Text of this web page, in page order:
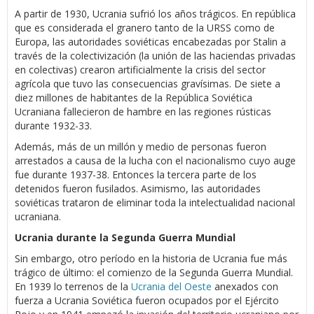
A partir de 1930, Ucrania sufrió los años trágicos. En república
que es considerada el granero tanto de la URSS como de
Europa, las autoridades soviéticas encabezadas por Stalin a
través de la colectivización (la unión de las haciendas privadas
en colectivas) crearon artificialmente la crisis del sector
agrícola que tuvo las consecuencias gravísimas. De siete a
diez millones de habitantes de la República Soviética
Ucraniana fallecieron de hambre en las regiones rústicas
durante 1932-33.
Además, más de un millón y medio de personas fueron
arrestados a causa de la lucha con el nacionalismo cuyo auge
fue durante 1937-38. Entonces la tercera parte de los
detenidos fueron fusilados. Asimismo, las autoridades
soviéticas trataron de eliminar toda la intelectualidad nacional
ucraniana.
Ucrania durante la Segunda Guerra Mundial
Sin embargo, otro período en la historia de Ucrania fue más
trágico de último: el comienzo de la Segunda Guerra Mundial.
En 1939 lo terrenos de la Ucrania del Oeste anexados con
fuerza a Ucrania Soviética fueron ocupados por el Ejército